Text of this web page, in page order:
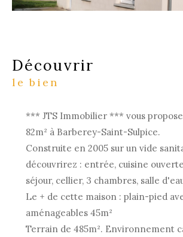
découvrir
le bien
*** JTS Immobilier *** vous
82m² à Barberey-Saint-Sulpice.
Construite en 2005 sur un vide
découvrirez : entrée, cuisine
séjour, cellier, 3 chambres, salle
Le + de cette maison : plain-pied
aménageables 45m²
Terrain de 485m². Environnement